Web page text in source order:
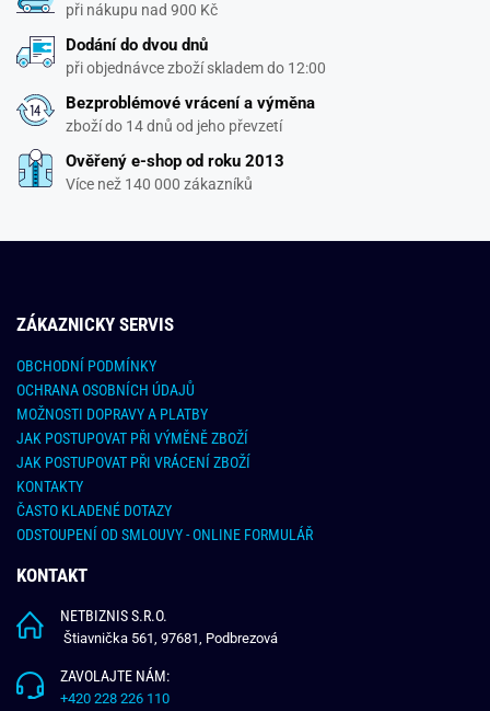
při nákupu nad 900 Kč
Dodání do dvou dnů
při objednávce zboží skladem do 12:00
Bezproblémové vrácení a výměna
zboží do 14 dnů od jeho převzetí
Ověřený e-shop od roku 2013
Více než 140 000 zákazníků
ZÁKAZNICKY SERVIS
OBCHODNÍ PODMÍNKY
OCHRANA OSOBNÍCH ÚDAJŮ
MOŽNOSTI DOPRAVY A PLATBY
JAK POSTUPOVAT PŘI VÝMĚNĚ ZBOŽÍ
JAK POSTUPOVAT PŘI VRÁCENÍ ZBOŽÍ
KONTAKTY
ČASTO KLADENÉ DOTAZY
ODSTOUPENÍ OD SMLOUVY - ONLINE FORMULÁŘ
KONTAKT
NETBIZNIS S.R.O.
Štiavnička 561, 97681, Podbrezová
ZAVOLAJTE NÁM:
+420 228 226 110